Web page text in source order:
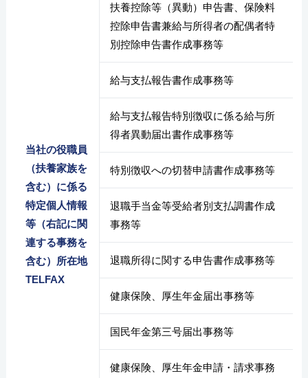
当社の役職員
（扶養家族を
含む）に係る
特定個人情報
等（右記に関
連する事務を
含む）所在地
TELFAX
扶養控除等（異動）申告書、保険料
控除申告書兼給与所得者の配偶者特
別控除申告書作成事務等
給与支払報告書作成事務等
給与支払報告特別徴収に係る給与所
得者異動届出書作成事務等
特別徴収への切替申請書作成事務等
退職手当金等受給者別支払調書作成
事務等
退職所得に関する申告書作成事務等
健康保険、厚生年金届出事務等
国民年金第三号届出事務等
健康保険、厚生年金申請・請求事務